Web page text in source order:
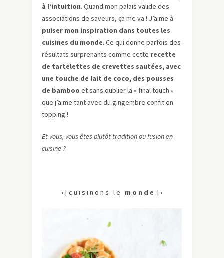
à l’intuition. Quand mon palais valide des
associations de saveurs, ça me va ! J’aime à
puiser mon inspiration dans toutes les
cuisines du monde. Ce qui donne parfois des
résultats surprenants comme cette recette
de tartelettes de crevettes sautées, avec
une touche de lait de coco, des pousses
de bamboo et sans oublier la « final touch »
que j’aime tant avec du gingembre confit en
topping !
Et vous, vous êtes plutôt tradition ou fusion en
cuisine ?
• [ c u i s i n o n s l e m o n d e ] •